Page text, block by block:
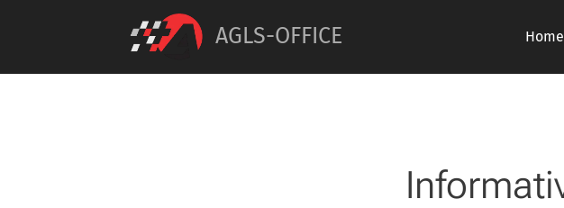
AGLS-OFFICE Home